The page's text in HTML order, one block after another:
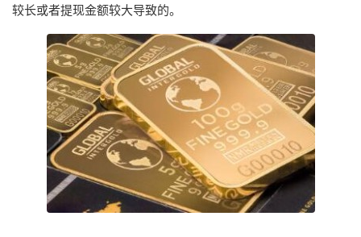
较长或者提现金额较大导致的。